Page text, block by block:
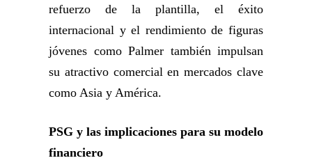
refuerzo de la plantilla, el éxito
internacional y el rendimiento de figuras
jóvenes como Palmer también impulsan
su atractivo comercial en mercados clave
como Asia y América.
PSG y las implicaciones para su modelo
financiero